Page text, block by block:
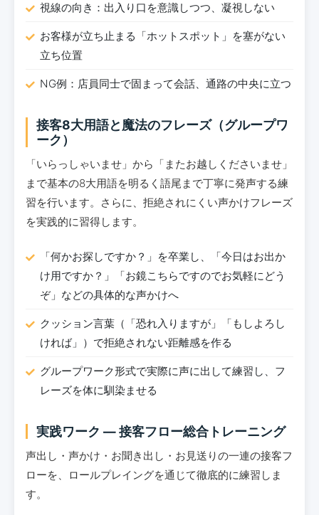
視線の向き：出入り口を意識しつつ、凝視しない
お客様が立ち止まる「ホットスポット」を塞がない
立ち位置
NG例：店員同士で固まって会話、通路の中央に立つ
接客8大用語と魔法のフレーズ（グループワ
ーク）
「いらっしゃいませ」から「またお越しくださいませ」
まで基本の8大用語を明るく語尾まで丁寧に発声する練
習を行います。さらに、拒絶されにくい声かけフレーズ
を実践的に習得します。
「何かお探しですか？」を卒業し、「今日はお出か
け用ですか？」「お鏡こちらですのでお気軽にどう
ぞ」などの具体的な声かけへ
クッション言葉（「恐れ入りますが」「もしよろし
ければ」）で拒絶されない距離感を作る
グループワーク形式で実際に声に出して練習し、フ
レーズを体に馴染ませる
実践ワーク ― 接客フロー総合トレーニング
声出し・声かけ・お聞き出し・お見送りの一連の接客フ
ローを、ロールプレイングを通じて徹底的に練習しま
す。